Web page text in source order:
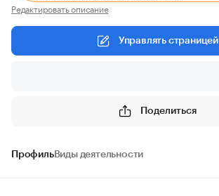
Редактировать описание
Управлять страницей
Поделиться
ПрофильВиды деятельности